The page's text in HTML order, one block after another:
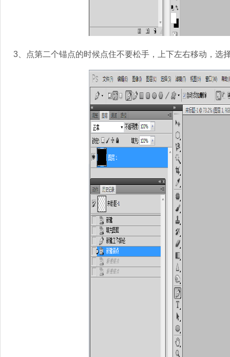
3、点第二个锚点的时候点住不要松手，上下左右移动，选